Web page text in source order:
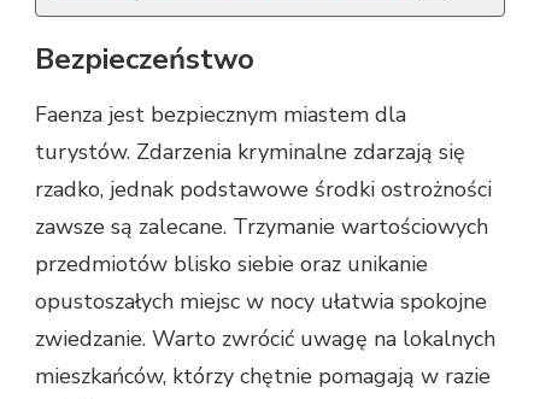
Bezpieczeństwo
Faenza jest bezpiecznym miastem dla
turystów. Zdarzenia kryminalne zdarzają się
rzadko, jednak podstawowe środki ostrożności
zawsze są zalecane. Trzymanie wartościowych
przedmiotów blisko siebie oraz unikanie
opustoszałych miejsc w nocy ułatwia spokojne
zwiedzanie. Warto zwrócić uwagę na lokalnych
mieszkańców, którzy chętnie pomagają w razie